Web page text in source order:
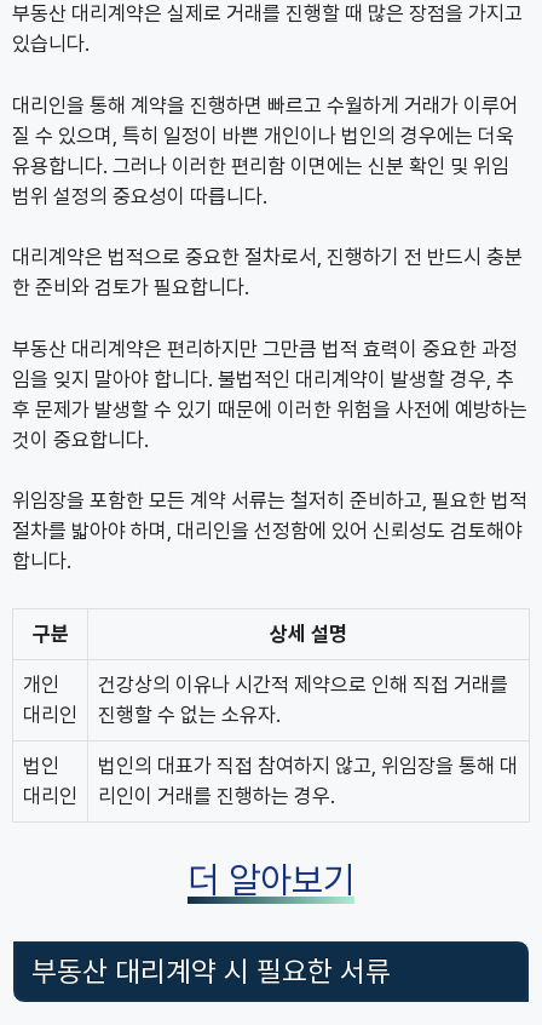
부동산 대리계약은 실제로 거래를 진행할 때 많은 장점을 가지고
있습니다.
대리인을 통해 계약을 진행하면 빠르고 수월하게 거래가 이루어
질 수 있으며, 특히 일정이 바쁜 개인이나 법인의 경우에는 더욱
유용합니다. 그러나 이러한 편리함 이면에는 신분 확인 및 위임
범위 설정의 중요성이 따릅니다.
대리계약은 법적으로 중요한 절차로서, 진행하기 전 반드시 충분
한 준비와 검토가 필요합니다.
부동산 대리계약은 편리하지만 그만큼 법적 효력이 중요한 과정
임을 잊지 말아야 합니다. 불법적인 대리계약이 발생할 경우, 추
후 문제가 발생할 수 있기 때문에 이러한 위험을 사전에 예방하는
것이 중요합니다.
위임장을 포함한 모든 계약 서류는 철저히 준비하고, 필요한 법적
절차를 밟아야 하며, 대리인을 선정함에 있어 신뢰성도 검토해야
합니다.
구분 상세 설명
개인
대리인
건강상의 이유나 시간적 제약으로 인해 직접 거래를
진행할 수 없는 소유자.
법인
대리인
법인의 대표가 직접 참여하지 않고, 위임장을 통해 대
리인이 거래를 진행하는 경우.
더 알아보기
부동산 대리계약 시 필요한 서류